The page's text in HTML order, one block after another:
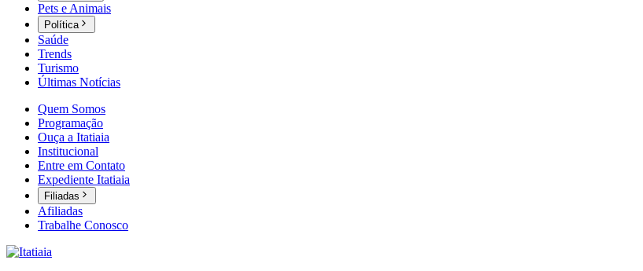
Pets e Animais
Política
Saúde
Trends
Turismo
Últimas Notícias
Quem Somos
Programação
Ouça a Itatiaia
Institucional
Entre em Contato
Expediente Itatiaia
Filiadas
Afiliadas
Trabalhe Conosco